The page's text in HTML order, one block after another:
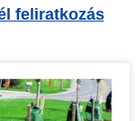
feliratkozás